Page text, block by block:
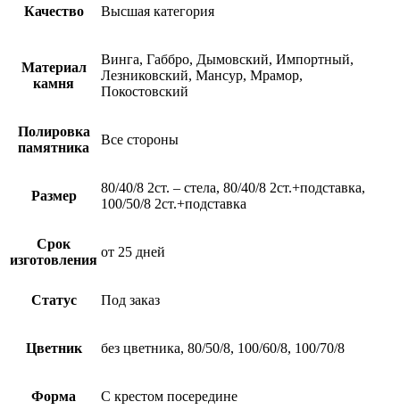
Качество Высшая категория
Материал
камня
Винга, Габбро, Дымовский, Импортный,
Лезниковский, Мансур, Мрамор,
Покостовский
Полировка
памятника
Все стороны
Размер
80/40/8 2ст. – стела, 80/40/8 2ст.+подставка,
100/50/8 2ст.+подставка
Срок
изготовления
от 25 дней
Статус Под заказ
Цветник без цветника, 80/50/8, 100/60/8, 100/70/8
Форма С крестом посередине